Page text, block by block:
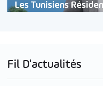
Les Tunisiens
Fil D'actualités